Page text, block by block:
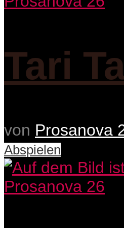
Tari
von Prosanova
Abspielen
Prosanova 26